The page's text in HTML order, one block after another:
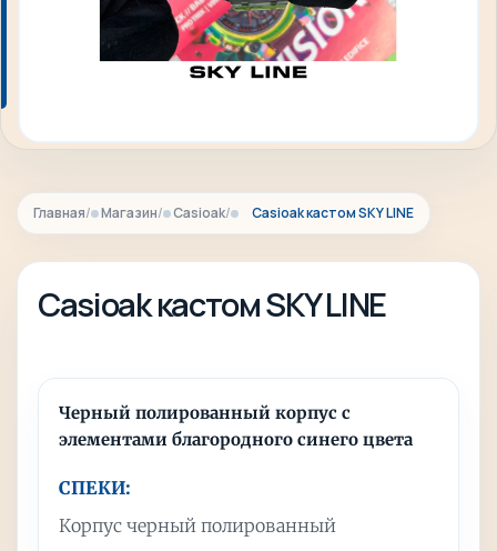
Главная Магазин Casioak Casioak кастом SKY LINE
Casioak кастом SKY LINE
Черный полированный корпус с
элементами благородного синего цвета
СПЕКИ:
Корпус черный полированный